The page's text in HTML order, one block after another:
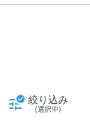
絞り込み
(選択中)